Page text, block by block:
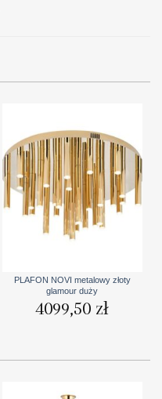
PLAFON NOVI metalowy złoty
glamour duży
4099,50 zł